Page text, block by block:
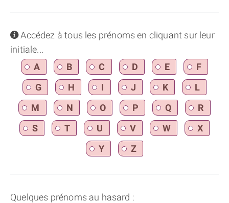
infoAccédez à tous les prénoms en cliquant sur leur
initiale...
A
B C D E
F
G
H I J K
L
M
N O P Q
R
S
T U V W
X
Y
Z
Quelques prénoms au hasard :